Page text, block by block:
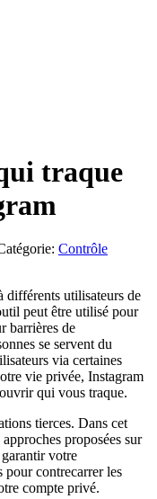
traque
Contrôle
différents utilisateurs de
peut être utilisé pour
barrières de
se servent du
via certaines
vie privée, Instagram
qui vous traque.
tierces. Dans cet
proposées sur
votre
pour contrecarrer les
compte privé.